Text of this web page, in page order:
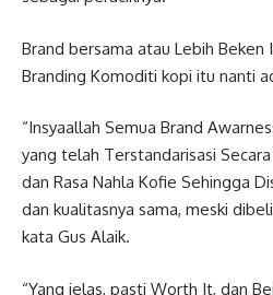
Brand bersama atau Lebih Beken
Branding Komoditi kopi itu nanti
“Insyaallah Semua Brand
yang telah Terstandarisasi
dan Rasa Nahla Kofie Sehingga
dan kualitasnya sama, meski
kata Gus Alaik.
“Yang jelas, pasti Worth It, dan